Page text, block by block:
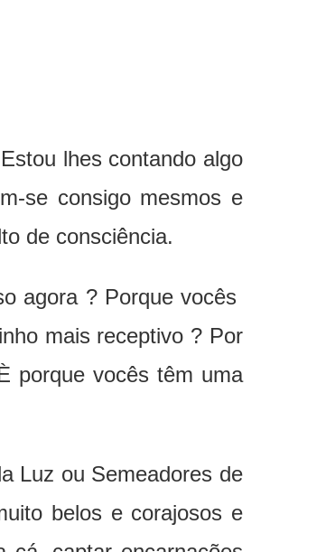
lhes contando algo
se consigo mesmos e
de consciência.
agora ? Porque vocês
mais receptivo ? Por
porque vocês têm uma
Luz ou Semeadores de
belos e corajosos e